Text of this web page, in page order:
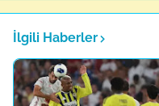
İlgili Haberler